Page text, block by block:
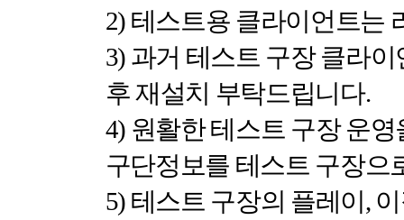
2) 테스트용 클라이언트는
3) 과거 테스트 구장 클라
후 재설치 부탁드립니다.
4) 원활한 테스트 구장 운
구단정보를 테스트 구장으
5) 테스트 구장의 플레이,